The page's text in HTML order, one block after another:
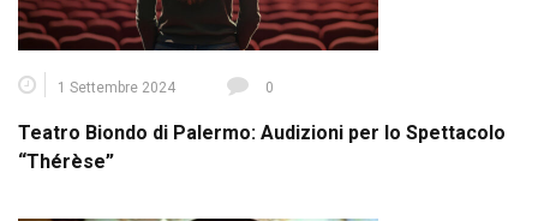
1 Settembre 2024 0
Teatro Biondo di Palermo: Audizioni per lo Spettacolo
“Thérèse”